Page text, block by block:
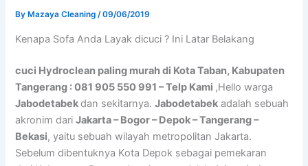
By Mazaya Cleaning/09/06/2019
Kenapa Sofa Andа Layak dicuci ? Ini Latar Belakang
cuci Hydroclean paling murah di Kota Taban, Kabupaten
Tangerang : 081 905 550 991 – Telp Kami ,Hello warga
Jabodetabekdan sekitarnya.Jabodetabek adalah sebuah
akronim dariJakarta – Bogor – Depok – Tangerang –
Bekasi, yaitu sebuah wilayah metropolitan Jakarta.
Sebelum dibentuknya Kota Depok sebagai pemekaran